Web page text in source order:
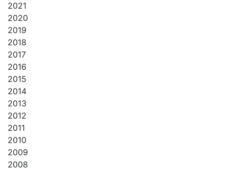
2021
2020
2019
2018
2017
2016
2015
2014
2013
2012
2011
2010
2009
2008